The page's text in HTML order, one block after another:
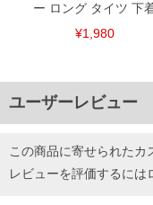
ー ロング タイツ 下
¥1,980
ユーザーレビュー
この商品に寄せられたカ
レビューを評価するには